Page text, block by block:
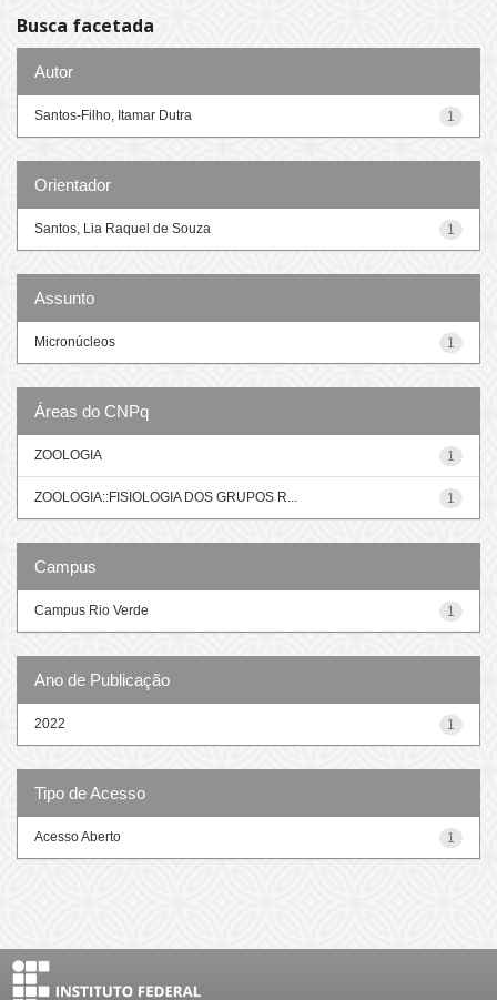
Busca facetada
Autor
1
Santos-Filho, Itamar Dutra
Orientador
1
Santos, Lia Raquel de Souza
Assunto
1
Micronúcleos
Áreas do CNPq
1
ZOOLOGIA
1
ZOOLOGIA::FISIOLOGIA DOS GRUPOS R...
Campus
1
Campus Rio Verde
Ano de Publicação
1
2022
Tipo de Acesso
1
Acesso Aberto